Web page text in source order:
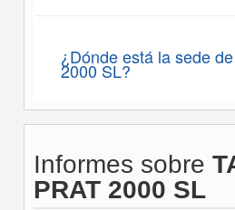
¿Dónde está la sede
2000 SL?
Informes sobre
PRAT 2000 SL